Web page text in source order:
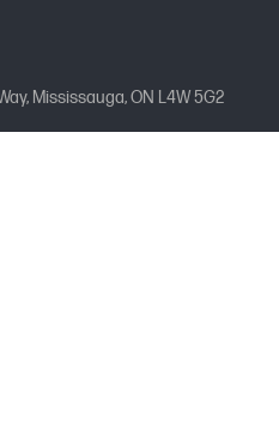
Mississauga, ON L4W 5G2